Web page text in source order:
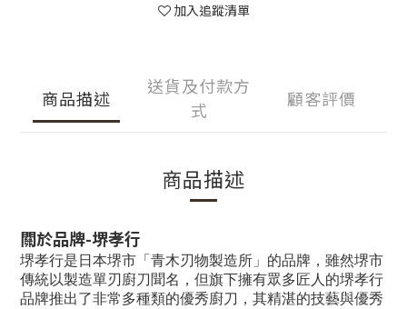
加入追蹤清單
商品描述
送貨及付款方
式
顧客評價
商品描述
關於品牌-堺孝行
堺孝行是日本堺市「青木刃物製造所」的品牌，雖然堺市
傳統以製造單刃廚刀聞名，但旗下擁有眾多匠人的堺孝行
品牌推出了非常多種類的優秀廚刀，其精湛的技藝與優秀